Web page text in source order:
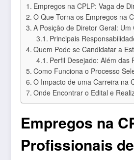
Empregos na CPLP: Vaga de
O Que Torna os Empregos na
A Posição de Diretor Geral:
Principais
Quem Pode se Candidatar a
Perfil Desejado: Além das
Como Funciona o Processo
O Impacto de uma Carreira na
Onde Encontrar o Edital e
Empregos na
Profissionais